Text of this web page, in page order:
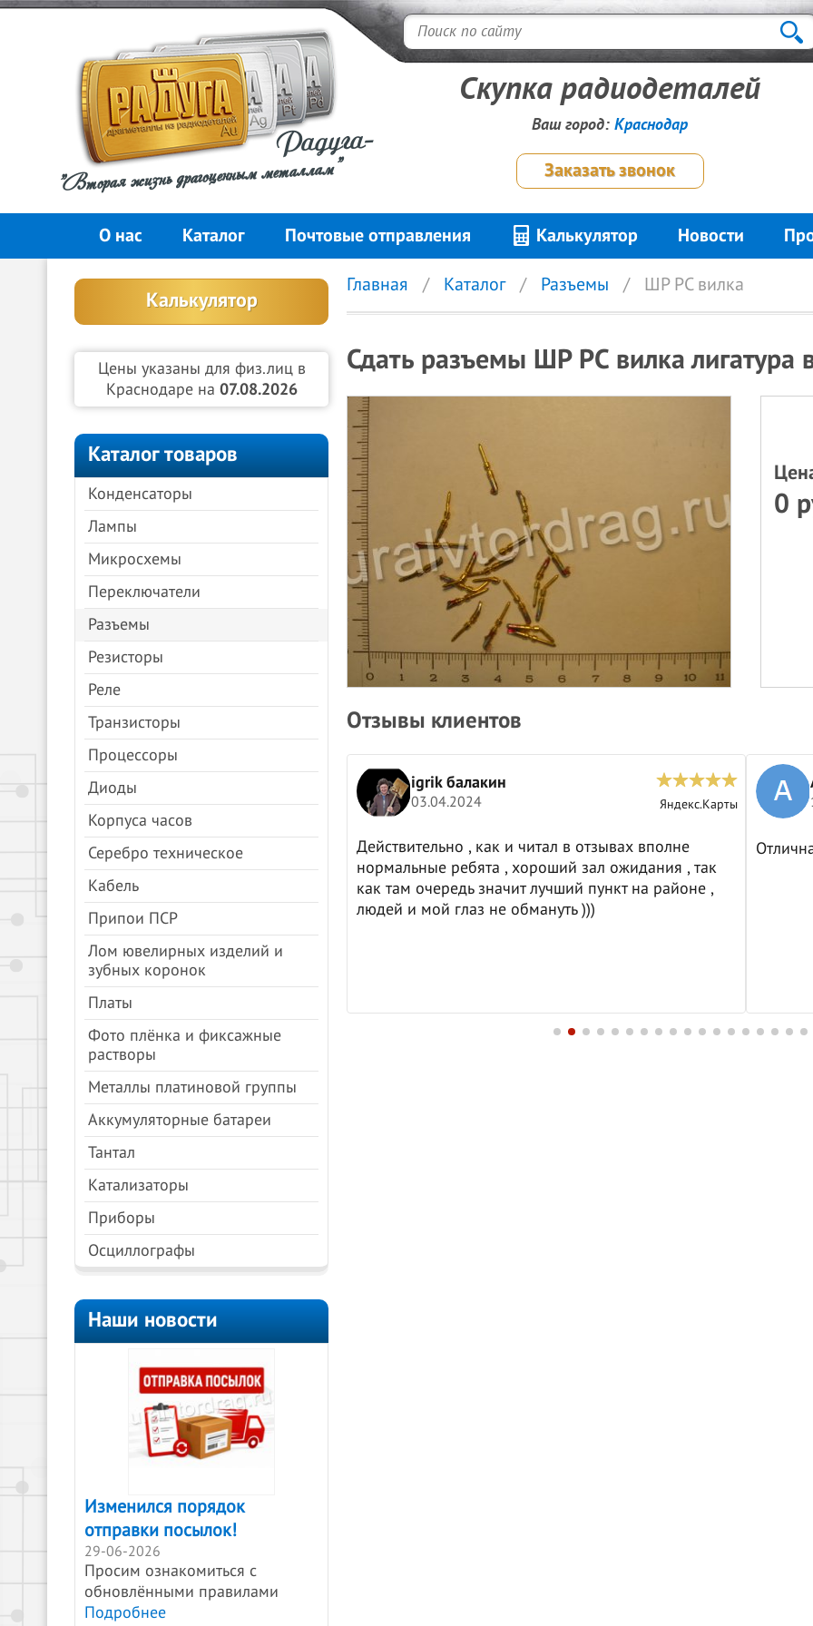
Радуга-
"Вторая жизнь драгоценным металлам"
Скупка радиодеталей
Ваш город: Краснодар
Заказать звонок
О нас Каталог Почтовые отправления Калькулятор Новости
Калькулятор
Цены указаны для физ.лиц в
Краснодаре на 07.08.2026
Каталог товаров
Конденсаторы
Лампы
Микросхемы
Переключатели
Разъемы
Резисторы
Реле
Транзисторы
Процессоры
Диоды
Корпуса часов
Серебро техническое
Кабель
Припои ПСР
Лом ювелирных изделий и
зубных коронок
Платы
Фото плёнка и фиксажные
растворы
Металлы платиновой группы
Аккумуляторные батареи
Тантал
Катализаторы
Приборы
Осциллографы
Наши новости
Изменился порядок
отправки посылок!
29-06-2026
Просим ознакомиться с
обновлёнными правилами
Подробнее
Главная Каталог Разъемы ШР РС вилка
Сдать разъемы ШР РС вилка лигатура
0
Отзывы клиентов
Анна Молочкова
Яндекс.Карты
все быстро.
igrik балакин
03.04.2024 Яндекс.Карты
Действительно , как и читал в отзывах вполне
нормальные ребята , хороший зал ожидания , так
как там очередь значит лучший пункт на районе ,
людей и мой глаз не обмануть )))